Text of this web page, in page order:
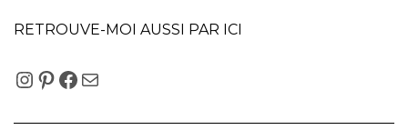
RETROUVE-MOI AUSSI PAR ICI
INSTAGRAM
PINTEREST
FACEBOOK
E-MAIL